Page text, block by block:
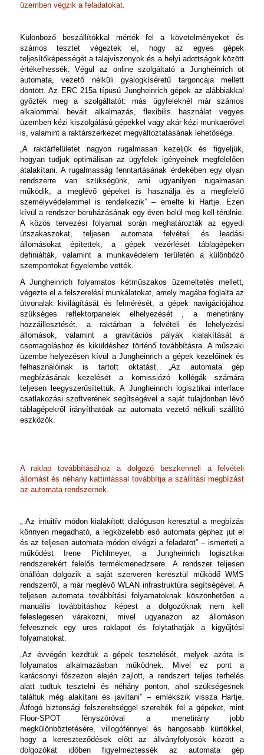
üzemben végzik a feladatokat.
Különböző beszállítókkal mérték fel a követelményeket és
számos tesztet végeztek el, hogy az egyes gépek
teljesítőképességét a talajviszonyok és a helyi adottságok között
értékelhessék. Végül az online szolgáltató a Jungheinrich öt
automata, vezető nélküli gyalogkíséretű targoncája mellett
döntött. Az ERC 215a típusú Jungheinrich gépek az alábbiakkal
győzték meg a szolgáltatót: más ügyfeleknél már számos
alkalommal bevált alkalmazás, flexibilis használat vegyes
üzemben kézi kiszolgálású gépekkel vagy akár kézi munkaerővel
is, valamint a raktárszerkezet megváltoztatásának lehetősége.
„A raktárfelületet nagyon rugalmasan kezeljük és figyeljük,
hogyan tudjuk optimálisan az ügyfelek igényeinek megfelelően
átalakítani. A rugalmasság fenntartásának érdekében egy olyan
rendszerre van szükségünk, ami ugyanilyen rugalmasan
működik, a meglévő gépeket is használja és a megfelelő
személyvédelemmel is rendelkezik” – emelte ki Hartje. Ezen
kívül a rendszer beruházásának egy éven belül meg kell térülnie.
A közös tervezési folyamat során meghatározták az egyedi
útszakaszokat, teljesen automata felvételi és leadási
állomásokat építettek, a gépek vezérlését táblagépeken
definiálták, valamint a munkavédelem területén a különböző
szempontokat figyelembe vették.
A Jungheinrich folyamatos kétműszakos üzemeltetés mellett,
végezte el a felszerelési munkálatokat, amely magába foglalta az
útvonalak kivilágítását és felmérését, a gépek navigációjához
szükséges reflektorpanelek elhelyezését , a menetirány
hozzáillesztését, a raktárban a felvételi és lehelyezési
állomások, valamint a gravitációs pályák kialakítását a
csomagoláshoz és kiküldéshez történő továbbításra. A műszaki
üzembe helyezésen kívül a Jungheinrich a gépek kezelőinek és
felhasználóinak is tartott oktatást. „Az automata gép
megbízásának kezelését a komissiózó kollégák számára
teljesen leegyszerűsítettük. A Jungheinrich logisztikai interface
csatlakozási szoftverének segítségével a saját tulajdonban lévő
táblagépekről irányíthatóak az automata vezető nélküli szállító
eszközök.
A raklap továbbításához a dolgozó beszkenneli a felvételi
állomást és néhány kattintással továbbítja a szállítási megbízást
az automata rendszernek.
„ Az intuitív módon kialakított dialóguson keresztül a megbízás
könnyen megadható, a legközelebb eső automata géphez jut el
és az teljesen automata módon elvégzi a feladatot” – ismerteti a
működést Irene Pichlmeyer, a Jungheinrich logisztikai
rendszerekért felelős termékmenedzsere. A rendszer teljesen
önállóan dolgozik a saját szerveren keresztül működő WMS
rendszerről, a már meglévő WLAN infrastruktúra segítségével. A
teljesen automata továbbítási folyamatoknak köszönhetően a
manuális továbbításhoz képest a dolgozóknak nem kell
feleslegesen várakozni, mivel ugyanazon az állomáson
felvesznek egy üres raklapot és folytathatják a kigyűjtési
folyamatokat.
„Az évvégén kezdtük a gépek tesztelését, melyek azóta is
folyamatos alkalmazásban működnek. Mivel ez pont a
karácsonyi főszezon elején zajlott, a rendszert teljes terhelés
alatt tudtuk tesztelni és néhány ponton, ahol szükségesnek
találtuk még alakítani és javítani” – emlékszik vissza Hartje.
Átfogó biztonsági felszereltséggel szerelték fel a gépeket, mint
Floor-SPOT fényszóróval a menetirány jobb
megkülönböztetésére, villogófénnyel és hangosabb kürtökkel,
hogy a kereszteződések előtt az állványfolyosók között a
dolgozókat időben figyelmeztessék az automata gép